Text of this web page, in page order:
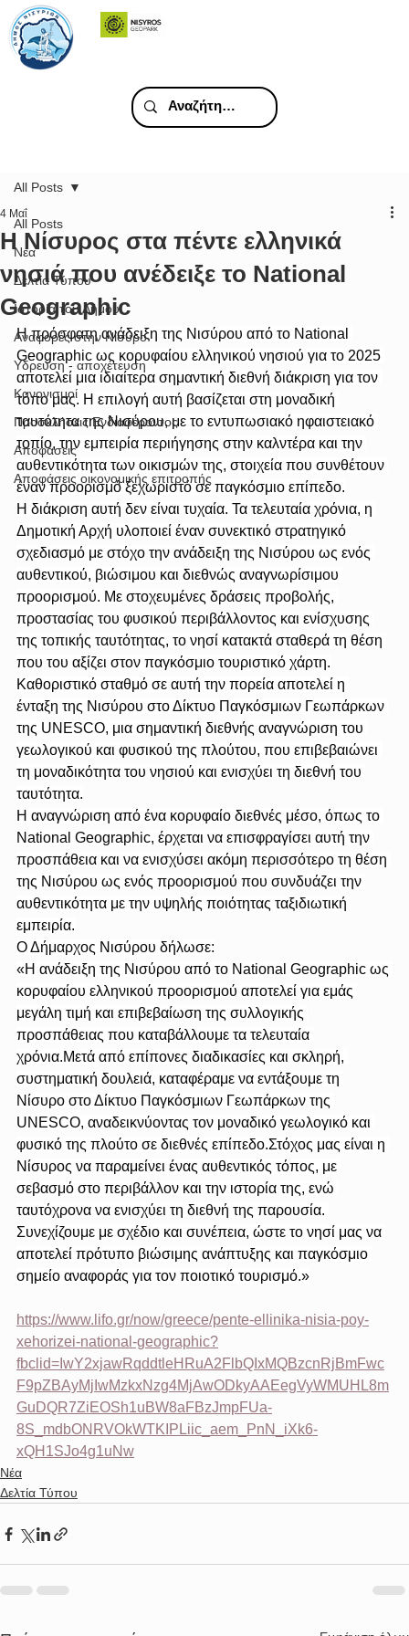
All Posts
Νέα
Δελτία Τύπου
Ιστορία του Δήμου
Αναφορές στην Νίσυρο
Υδρευση - αποχέτευση
Κανονισμοί
Προσκλήσεις Ενδιαφέροντος
Αποφάσεις
Αποφάσεις οικονομικής επιτροπής
All Posts
H Νίσυρος στα πέντε ελληνικά
νησιά που ανέδειξε το National
Geographic
4 Μαΐ
Η πρόσφατη ανάδειξη της Νισύρου από το National
Geographic ως κορυφαίου ελληνικού νησιού για το 2025
αποτελεί μια ιδιαίτερα σημαντική διεθνή διάκριση για τον
τόπο μας. Η επιλογή αυτή βασίζεται στη μοναδική
ταυτότητα της Νισύρου, με το εντυπωσιακό ηφαιστειακό
τοπίο, την εμπειρία περιήγησης στην καλντέρα και την
αυθεντικότητα των οικισμών της, στοιχεία που συνθέτουν
έναν προορισμό ξεχωριστό σε παγκόσμιο επίπεδο.
Η διάκριση αυτή δεν είναι τυχαία. Τα τελευταία χρόνια, η
Δημοτική Αρχή υλοποιεί έναν συνεκτικό στρατηγικό
σχεδιασμό με στόχο την ανάδειξη της Νισύρου ως ενός
αυθεντικού, βιώσιμου και διεθνώς αναγνωρίσιμου
προορισμού. Με στοχευμένες δράσεις προβολής,
προστασίας του φυσικού περιβάλλοντος και ενίσχυσης
της τοπικής ταυτότητας, το νησί κατακτά σταθερά τη θέση
που του αξίζει στον παγκόσμιο τουριστικό χάρτη.
Καθοριστικό σταθμό σε αυτή την πορεία αποτελεί η
ένταξη της Νισύρου στο Δίκτυο Παγκόσμιων Γεωπάρκων
της UNESCO, μια σημαντική διεθνής αναγνώριση του
γεωλογικού και φυσικού της πλούτου, που επιβεβαιώνει
τη μοναδικότητα του νησιού και ενισχύει τη διεθνή του
ταυτότητα.
Η αναγνώριση από ένα κορυφαίο διεθνές μέσο, όπως το
National Geographic, έρχεται να επισφραγίσει αυτή την
προσπάθεια και να ενισχύσει ακόμη περισσότερο τη θέση
της Νισύρου ως ενός προορισμού που συνδυάζει την
αυθεντικότητα με την υψηλής ποιότητας ταξιδιωτική
εμπειρία.
Ο Δήμαρχος Νισύρου δήλωσε:
«Η ανάδειξη της Νισύρου από το National Geographic ως
κορυφαίου ελληνικού προορισμού αποτελεί για εμάς
μεγάλη τιμή και επιβεβαίωση της συλλογικής
προσπάθειας που καταβάλλουμε τα τελευταία
χρόνια.Μετά από επίπονες διαδικασίες και σκληρή,
συστηματική δουλειά, καταφέραμε να εντάξουμε τη
Νίσυρο στο Δίκτυο Παγκόσμιων Γεωπάρκων της
UNESCO, αναδεικνύοντας τον μοναδικό γεωλογικό και
φυσικό της πλούτο σε διεθνές επίπεδο.Στόχος μας είναι η
Νίσυρος να παραμείνει ένας αυθεντικός τόπος, με
σεβασμό στο περιβάλλον και την ιστορία της, ενώ
ταυτόχρονα να ενισχύει τη διεθνή της παρουσία.
Συνεχίζουμε με σχέδιο και συνέπεια, ώστε το νησί μας να
αποτελεί πρότυπο βιώσιμης ανάπτυξης και παγκόσμιο
σημείο αναφοράς για τον ποιοτικό τουρισμό.»
https://www.lifo.gr/now/greece/pente-ellinika-nisia-poy-
xehorizei-national-geographic?
fbclid=IwY2xjawRqddtleHRuA2FlbQIxMQBzcnRjBmFwc
F9pZBAyMjIwMzkxNzg4MjAwODkyAAEegVyWMUHL8m
GuDQR7ZiEOSh1uBW8aFBzJmpFUa-
8S_mdbONRVOkWTKIPLiic_aem_PnN_iXk6-
xQH1SJo4g1uNw
Νέα
Δελτία Τύπου